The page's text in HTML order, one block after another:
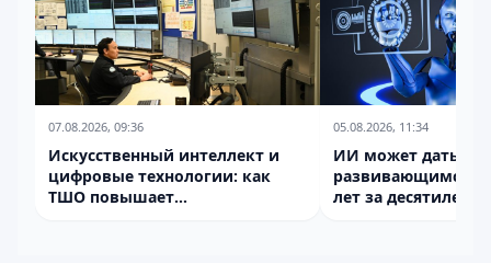
07.08.2026, 09:36
Искусственный интеллект и
цифровые технологии: как
ТШО повышает
05.08.2026, 11:34
ИИ может дать
развивающимся
лет за десятилетие